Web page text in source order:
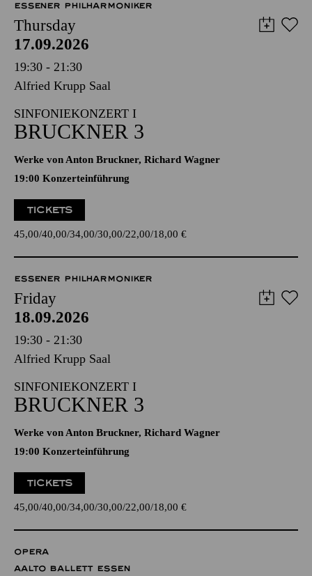
ESSENER PHILHARMONIKER
Thursday
17.09.2026
19:30 - 21:30
Alfried Krupp Saal
SINFONIEKONZERT I
BRUCKNER 3
Werke von Anton Bruckner, Richard Wagner
19:00 Konzerteinführung
TICKETS
45,00 40,00 34,00 30,00 22,00 18,00 €
ESSENER PHILHARMONIKER
Friday
18.09.2026
19:30 - 21:30
Alfried Krupp Saal
SINFONIEKONZERT I
BRUCKNER 3
Werke von Anton Bruckner, Richard Wagner
19:00 Konzerteinführung
TICKETS
45,00 40,00 34,00 30,00 22,00 18,00 €
OPERA
AALTO BALLETT ESSEN